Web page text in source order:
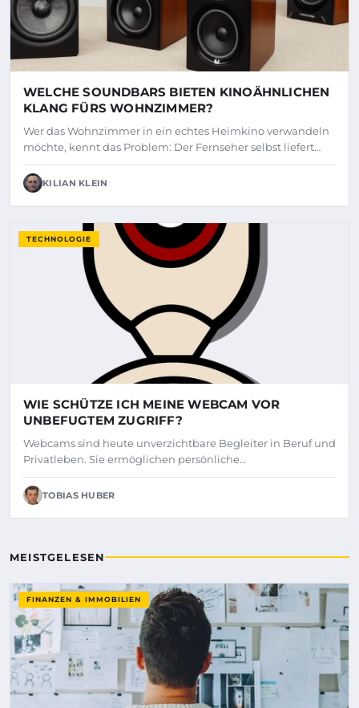
WELCHE SOUNDBARS BIETEN KINOÄHNLICHEN
KLANG FÜRS WOHNZIMMER?
Wer das Wohnzimmer in ein echtes Heimkino verwandeln
möchte, kennt das Problem: Der Fernseher selbst liefert…
KILIAN KLEIN
TECHNOLOGIE
WIE SCHÜTZE ICH MEINE WEBCAM VOR
UNBEFUGTEM ZUGRIFF?
Webcams sind heute unverzichtbare Begleiter in Beruf und
Privatleben. Sie ermöglichen persönliche…
TOBIAS HUBER
MEISTGELESEN
FINANZEN & IMMOBILIEN